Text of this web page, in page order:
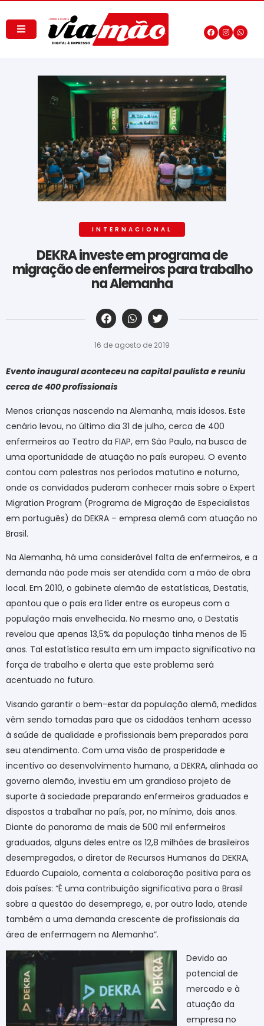
INTERNACIONAL
DEKRA investe em programa de
migração de enfermeiros para trabalho
na Alemanha
‎ ‎ ‎ ‎ ‎ ‎ ‎ ‎ ‎ ‎ ‎ ‎ ‎ ‎ ‎ ‎ ‎ ‎ ‎ ‎ ‎ ‎ ‎ ‎ ‎ ‎ ‎ ‎ ‎ ‎ ‎
16 de agosto de 2019
Evento inaugural aconteceu na capital paulista e reuniu
cerca de 400 profissionais
Menos crianças nascendo na Alemanha, mais idosos. Este
cenário levou, no último dia 31 de julho, cerca de 400
enfermeiros ao Teatro da FIAP, em São Paulo, na busca de
uma oportunidade de atuação no país europeu. O evento
contou com palestras nos períodos matutino e noturno,
onde os convidados puderam conhecer mais sobre o Expert
Migration Program (Programa de Migração de Especialistas
em português) da DEKRA – empresa alemã com atuação no
Brasil.
Na Alemanha, há uma considerável falta de enfermeiros, e a
demanda não pode mais ser atendida com a mão de obra
local. Em 2010, o gabinete alemão de estatísticas, Destatis,
apontou que o país era líder entre os europeus com a
população mais envelhecida. No mesmo ano, o Destatis
revelou que apenas 13,5% da população tinha menos de 15
anos. Tal estatística resulta em um impacto significativo na
força de trabalho e alerta que este problema será
acentuado no futuro.
Visando garantir o bem-estar da população alemã, medidas
vêm sendo tomadas para que os cidadãos tenham acesso
à saúde de qualidade e profissionais bem preparados para
seu atendimento. Com uma visão de prosperidade e
incentivo ao desenvolvimento humano, a DEKRA, alinhada ao
governo alemão, investiu em um grandioso projeto de
suporte à sociedade preparando enfermeiros graduados e
dispostos a trabalhar no país, por, no mínimo, dois anos.
Diante do panorama de mais de 500 mil enfermeiros
graduados, alguns deles entre os 12,8 milhões de brasileiros
desempregados, o diretor de Recursos Humanos da DEKRA,
Eduardo Cupaiolo, comenta a colaboração positiva para os
dois países: “É uma contribuição significativa para o Brasil
sobre a questão do desemprego, e, por outro lado, atende
também a uma demanda crescente de profissionais da
área de enfermagem na Alemanha”.
Devido ao
potencial de
mercado e à
atuação da
empresa no